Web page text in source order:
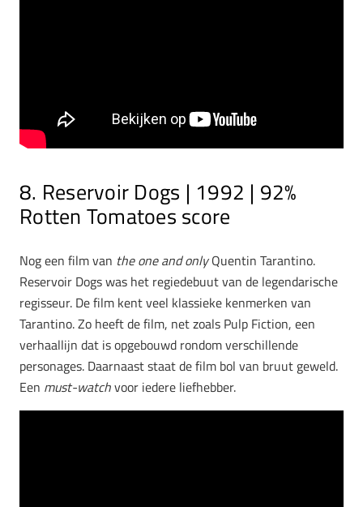
8. Reservoir Dogs | 1992 | 92%
Rotten Tomatoes score
Nog een film van the one and onlyQuentin Tarantino.
Reservoir Dogs was het regiedebuut van de legendarische
regisseur. De film kent veel klassieke kenmerken van
Tarantino. Zo heeft de film, net zoals Pulp Fiction, een
verhaallijn dat is opgebouwd rondom verschillende
personages. Daarnaast staat de film bol van bruut geweld.
Een must-watchvoor iedere liefhebber.